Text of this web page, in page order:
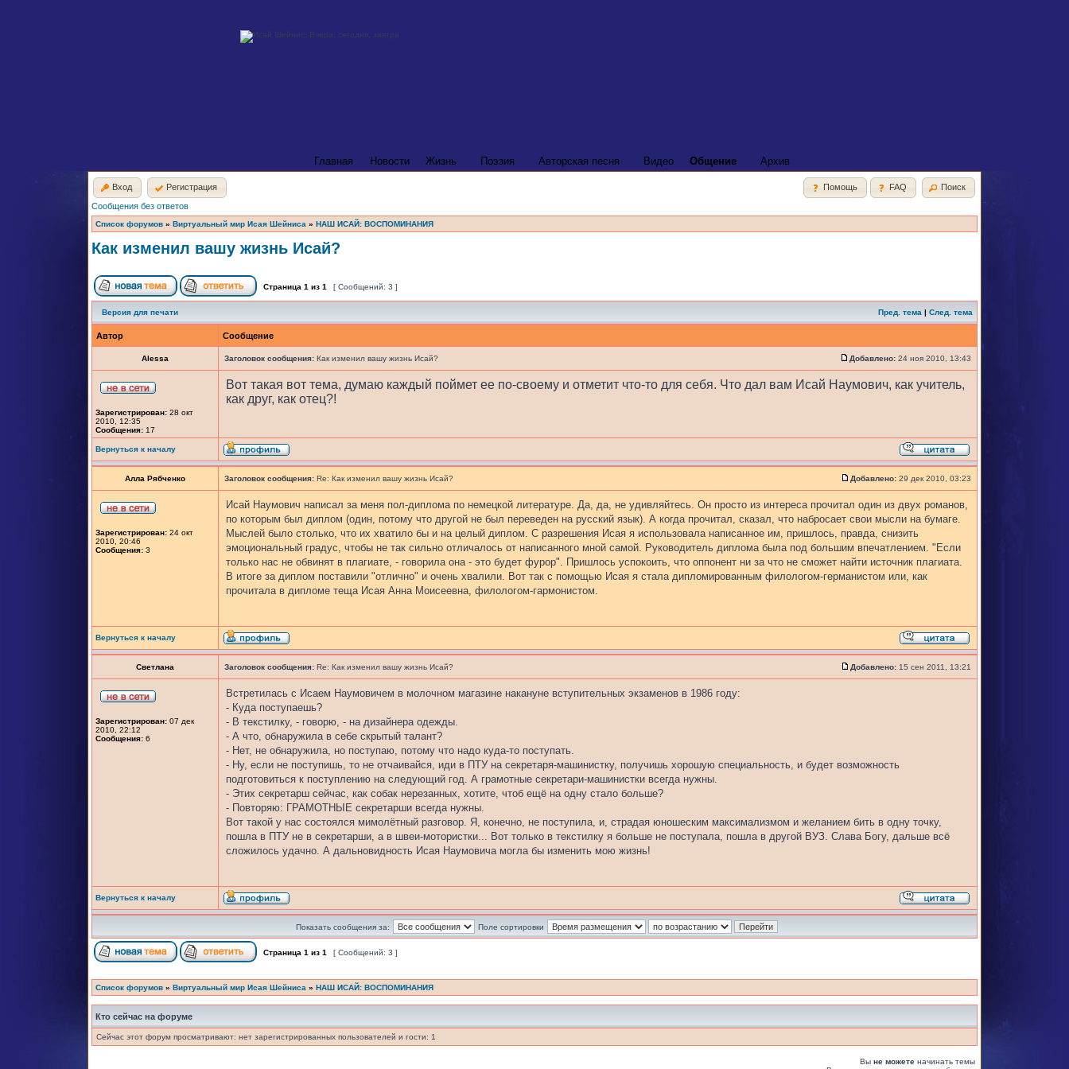
Главная Новости Жизнь Поэзия Авторская песня Видео Общение Архив
Вход Регистрация Помощь FAQ
Поиск
Сообщения без ответов
Список форумов » Виртуальный мир Исая Шейниса » НАШ ИСАЙ: ВОСПОМИНАНИЯ
Как изменил вашу жизнь Исай?
Страница 1 из 1 [ Сообщений: 3 ]
Версия для печати Пред. тема | След. тема
Автор Сообщение
Alessa Заголовок сообщения: Как изменил вашу жизнь Исай? Добавлено: 24 ноя 2010, 13:43
Зарегистрирован: 28 окт
2010, 12:35
Сообщения: 17
Вот такая вот тема, думаю каждый поймет ее по-своему и отметит что-то для себя. Что дал вам Исай Наумович, как учитель,
как друг, как отец?!
Вернуться к началу
Алла Рябченко Заголовок сообщения: Re: Как изменил вашу жизнь Исай? Добавлено: 29 дек 2010, 03:23
Зарегистрирован: 24 окт
2010, 20:46
Сообщения: 3
Исай Наумович написал за меня пол-диплома по немецкой литературе. Да, да, не удивляйтесь. Он просто из интереса прочитал один из двух романов,
по которым был диплом (один, потому что другой не был переведен на русский язык). А когда прочитал, сказал, что набросает свои мысли на бумаге.
Мыслей было столько, что их хватило бы и на целый диплом. С разрешения Исая я использовала написанное им, пришлось, правда, снизить
эмоциональный градус, чтобы не так сильно отличалось от написанного мной самой. Руководитель диплома была под большим впечатлением. "Если
только нас не обвинят в плагиате, - говорила она - это будет фурор". Пришлось успокоить, что оппонент ни за что не сможет найти источник плагиата.
В итоге за диплом поставили "отлично" и очень хвалили. Вот так с помощью Исая я стала дипломированным филологом-германистом или, как
прочитала в дипломе теща Исая Анна Моисеевна, филологом-гармонистом.
Вернуться к началу
Светлана Заголовок сообщения: Re: Как изменил вашу жизнь Исай? Добавлено: 15 сен 2011, 13:21
Зарегистрирован: 07 дек
2010, 22:12
Сообщения: 6
Встретилась с Исаем Наумовичем в молочном магазине накануне вступительных экзаменов в 1986 году:
- Куда поступаешь?
- В текстилку, - говорю, - на дизайнера одежды.
- А что, обнаружила в себе скрытый талант?
- Нет, не обнаружила, но поступаю, потому что надо куда-то поступать.
- Ну, если не поступишь, то не отчаивайся, иди в ПТУ на секретаря-машинистку, получишь хорошую специальность, и будет возможность
подготовиться к поступлению на следующий год. А грамотные секретари-машинистки всегда нужны.
- Этих секретарш сейчас, как собак нерезанных, хотите, чтоб ещё на одну стало больше?
- Повторяю: ГРАМОТНЫЕ секретарши всегда нужны.
Вот такой у нас состоялся мимолётный разговор. Я, конечно, не поступила, и, страдая юношеским максимализмом и желанием бить в одну точку,
пошла в ПТУ не в секретарши, а в швеи-мотористки... Вот только в текстилку я больше не поступала, пошла в другой ВУЗ. Слава Богу, дальше всё
сложилось удачно. А дальновидность Исая Наумовича могла бы изменить мою жизнь!
Вернуться к началу
Показать сообщения за: Поле сортировки
Страница 1 из 1 [ Сообщений: 3 ]
Список форумов » Виртуальный мир Исая Шейниса » НАШ ИСАЙ: ВОСПОМИНАНИЯ
Кто сейчас на форуме
Сейчас этот форум просматривают: нет зарегистрированных пользователей и гости: 1
Вы не можете начинать темы